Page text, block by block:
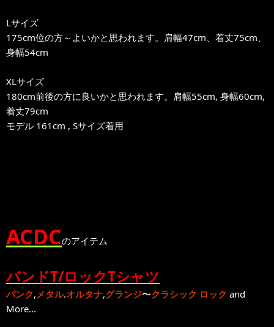
Lサイズ
175cm位の方～よいかと思われます。肩幅47cm、着丈75cm、
身幅54cm
XLサイズ
180cm前後の方に良いかと思われます。肩幅55cm, 身幅60cm,
着丈79cm
モデル 161cm , Sサイズ着用
ACDCのアイテム
バンドT/ロックTシャツ
パンク, メタル.オルタナ,グランジ〜クラシック ロック and
More...